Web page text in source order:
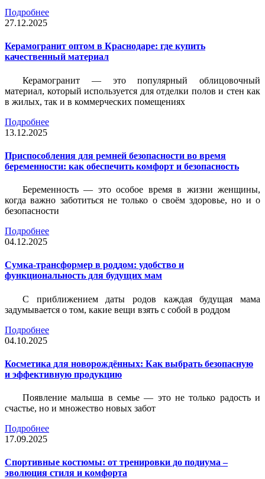
Подробнее
27.12.2025
Керамогранит оптом в Краснодаре: где купить
качественный материал
Керамогранит — это популярный облицовочный
материал, который используется для отделки полов и стен как
в жилых, так и в коммерческих помещениях
Подробнее
13.12.2025
Приспособления для ремней безопасности во время
беременности: как обеспечить комфорт и безопасность
Беременность — это особое время в жизни женщины,
когда важно заботиться не только о своём здоровье, но и о
безопасности
Подробнее
04.12.2025
Сумка-трансформер в роддом: удобство и
функциональность для будущих мам
С приближением даты родов каждая будущая мама
задумывается о том, какие вещи взять с собой в роддом
Подробнее
04.10.2025
Косметика для новорождённых: Как выбрать безопасную
и эффективную продукцию
Появление малыша в семье — это не только радость и
счастье, но и множество новых забот
Подробнее
17.09.2025
Спортивные костюмы: от тренировки до подиума –
эволюция стиля и комфорта